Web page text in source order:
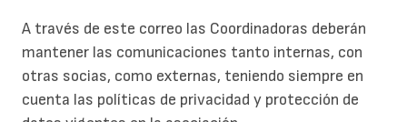
A través de este correo las Coordinadoras deberán
mantener las comunicaciones tanto internas, con
otras socias, como externas, teniendo siempre en
cuenta las políticas de privacidad y protección de